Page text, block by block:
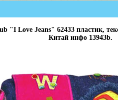
"I Love Jeans" 62433 пластик,
Китай инфо 13943b.